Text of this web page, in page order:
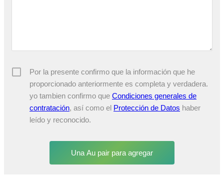
Por la presente confirmo que la información que he
proporcionado anteriormente es completa y verdadera.
yo tambien confirmo que Condiciones generales de
contratación, así como el Protección de Datos haber
leído y reconocido.